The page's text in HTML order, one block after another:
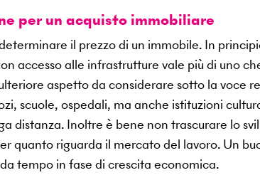
per un acquisto immobiliare
il prezzo di un immobile. In
accesso alle infrastrutture vale più di uno
aspetto da considerare sotto la voce
scuole, ospedali, ma anche istituzioni
distanza. Inoltre è bene non trascurare lo
quanto riguarda il mercato del lavoro. Un
tempo in fase di crescita economica.